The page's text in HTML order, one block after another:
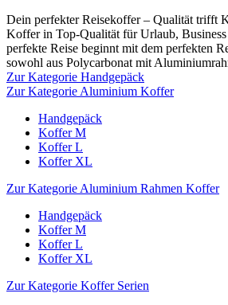
Dein perfekter Reisekoffer – Qualität trifft
Koffer in Top-Qualität für Urlaub,
perfekte Reise beginnt mit dem perfekten
sowohl aus Polycarbonat mit
Zur Kategorie Handgepäck
Zur Kategorie Aluminium Koffer
Handgepäck
Koffer M
Koffer L
Koffer XL
Zur Kategorie Aluminium Rahmen Koffer
Handgepäck
Koffer M
Koffer L
Koffer XL
Zur Kategorie Koffer Serien